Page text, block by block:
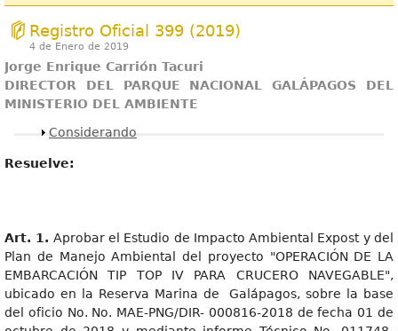
Registro Oficial 399 (2019)
4 de Enero de 2019
Jorge Enrique Carrión Tacuri
DIRECTOR DEL PARQUE NACIONAL GALÁPAGOS DEL
MINISTERIO DEL AMBIENTE
Mostrar
Considerando
Resuelve:
Art. 1. Aprobar el Estudio de Impacto Ambiental Expost y del
Plan de Manejo Ambiental del proyecto "OPERACIÓN DE LA
EMBARCACIÓN TIP TOP IV PARA CRUCERO NAVEGABLE",
ubicado en la Reserva Marina de Galápagos, sobre la base
del oficio No. No. MAE-PNG/DIR- 000816-2018 de fecha 01 de